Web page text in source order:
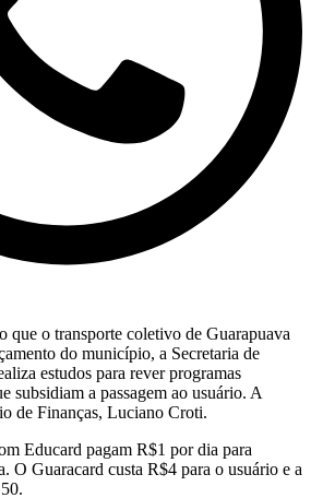
que o transporte coletivo de Guarapuava
do município, a Secretaria de
estudos para rever programas
subsidiam a passagem ao usuário. A
de Finanças, Luciano Croti.
Educard pagam R$1 por dia para
O Guaracard custa R$4 para o usuário e a